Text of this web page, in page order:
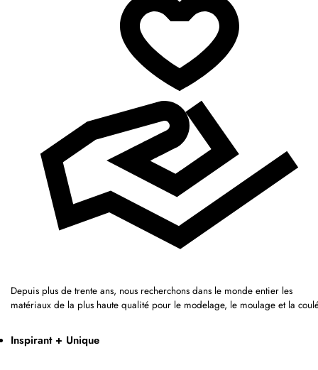
Depuis plus de trente ans, nous recherchons dans le monde entier les
matériaux de la plus haute qualité pour le modelage, le moulage et la
Inspirant + Unique